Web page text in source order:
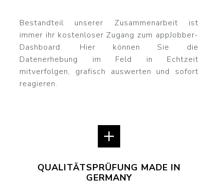
Bestandteil unserer Zusammenarbeit ist
immer ihr kostenloser Zugang zum appJobber-
Dashboard. Hier können Sie die
Datenerhebung im Feld in Echtzeit
mitverfolgen, grafisch auswerten und sofort
reagieren.
QUALITÄTSPRÜFUNG MADE IN
GERMANY